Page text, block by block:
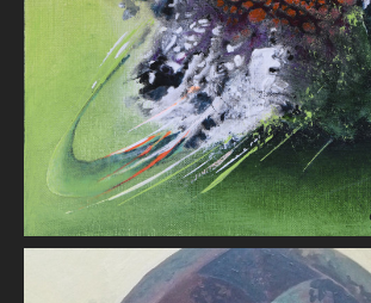
Yves L'Avouillette